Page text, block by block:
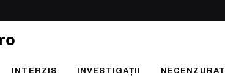
INTERZIS INVESTIGAȚII NECENZURAT